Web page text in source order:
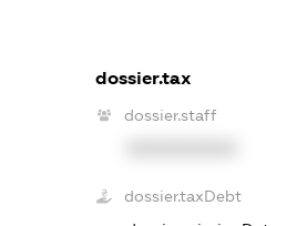
dossier.tax
dossier.staff
dossier.taxDebt